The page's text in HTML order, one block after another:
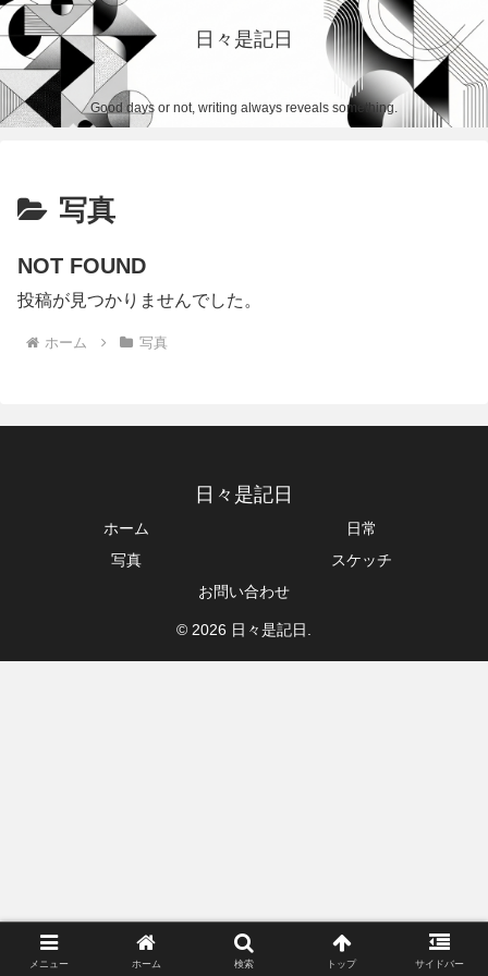
日々是記日
Good days or not, writing always reveals something.
写真
NOT FOUND
投稿が見つかりませんでした。
ホーム 写真
日々是記日
ホーム
日常
写真
スケッチ
お問い合わせ
© 2026 日々是記日.
メニュー ホーム 検索 トップ サイドバー